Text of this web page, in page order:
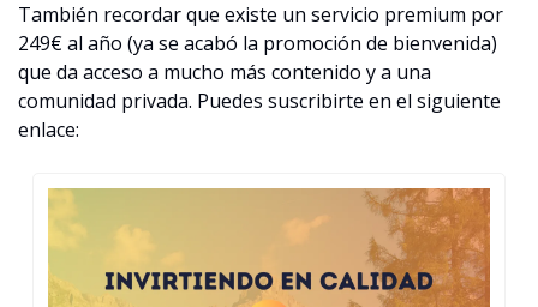
También recordar que existe un servicio premium por
249€ al año (ya se acabó la promoción de bienvenida)
que da acceso a mucho más contenido y a una
comunidad privada. Puedes suscribirte en el siguiente
enlace: